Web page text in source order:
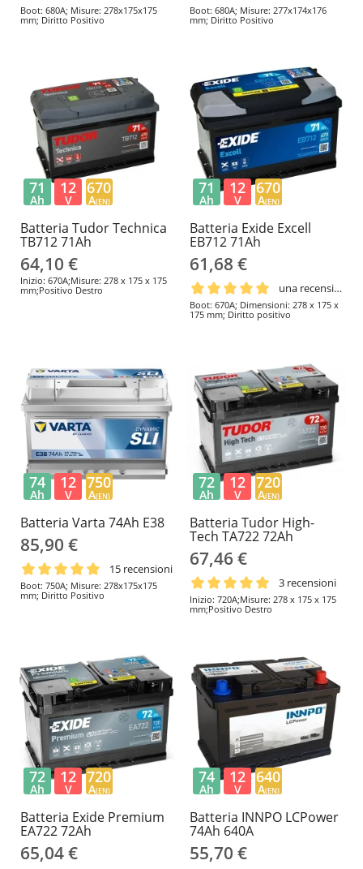
Boot: 680A; Misure: 278x175x175
mm; Diritto Positivo
Boot: 680A; Misure: 277x174x176
mm; Diritto Positivo
Batteria Tudor Technica
TB712 71Ah
64,10 €
Inizio: 670A;Misure: 278 x 175 x 175
mm;Positivo Destro
71
Ah
12
V
670
A(EN)
Batteria Exide Excell
EB712 71Ah
61,68 €
una recensione
Boot: 670A; Dimensioni: 278 x 175 x
175 mm; Diritto positivo
71
Ah
12
V
670
A(EN)
Batteria Varta 74Ah E38
85,90 €
15 recensioni
Boot: 750A; Misure: 278x175x175
mm; Diritto Positivo
74
Ah
12
V
750
A(EN)
Batteria Tudor High-
Tech TA722 72Ah
67,46 €
3 recensioni
Inizio: 720A;Misure: 278 x 175 x 175
mm;Positivo Destro
72
Ah
12
V
720
A(EN)
Batteria Exide Premium
EA722 72Ah
65,04 €
72
Ah
12
V
720
A(EN)
Batteria INNPO LCPower
74Ah 640A
55,70 €
74
Ah
12
V
640
A(EN)